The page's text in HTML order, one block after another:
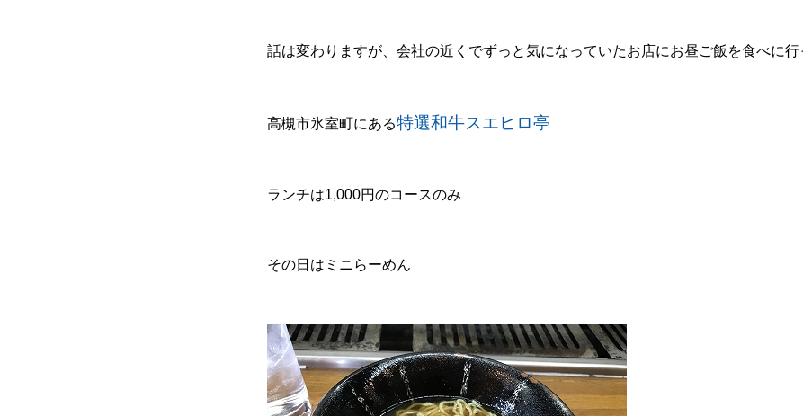
話は変わりますが、会社の近くでずっと気になっていたお店にお昼ご飯を食べに行
高槻市氷室町にある特選和牛スエヒロ亭
ランチは1,000円のコースのみ
その日はミニらーめん